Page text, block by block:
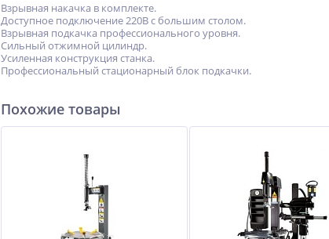
Взрывная накачка в комплекте.
Доступное подключение 220В с большим столом.
Взрывная подкачка профессионального уровня.
Сильный отжимной цилиндр.
Усиленная конструкция станка.
Профессиональный стационарный блок подкачки.
Похожие товары